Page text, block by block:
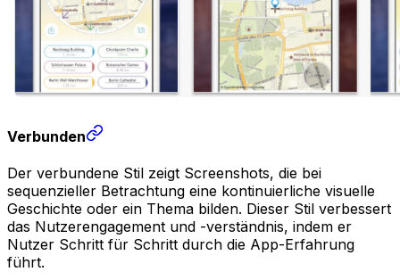
Verbunden
Der verbundene Stil zeigt Screenshots, die bei
sequenzieller Betrachtung eine kontinuierliche visuelle
Geschichte oder ein Thema bilden. Dieser Stil verbessert
das Nutzerengagement und -verständnis, indem er
Nutzer Schritt für Schritt durch die App-Erfahrung
führt.